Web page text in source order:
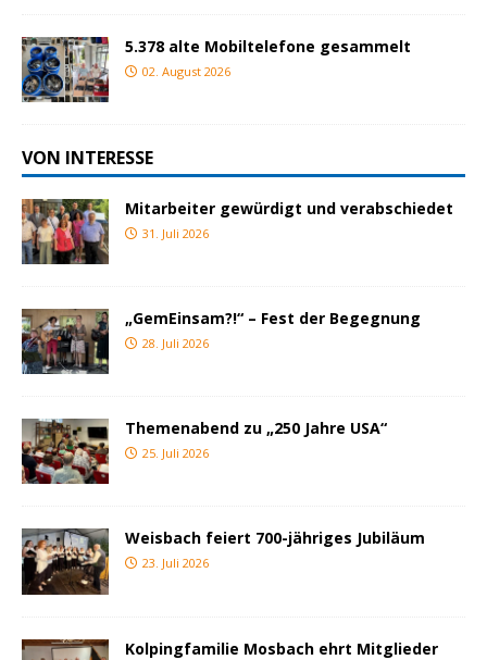
5.378 alte Mobiltelefone gesammelt
02. August 2026
VON INTERESSE
Mitarbeiter gewürdigt und verabschiedet
31. Juli 2026
„GemEinsam?!“ – Fest der Begegnung
28. Juli 2026
Themenabend zu „250 Jahre USA“
25. Juli 2026
Weisbach feiert 700-jähriges Jubiläum
23. Juli 2026
Kolpingfamilie Mosbach ehrt Mitglieder